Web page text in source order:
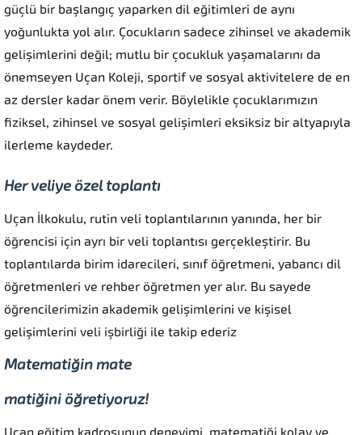
güçlü bir başlangıç yaparken dil eğitimleri de aynı
yoğunlukta yol alır. Çocukların sadece zihinsel ve akademik
gelişimlerini değil; mutlu bir çocukluk yaşamalarını da
önemseyen Uçan Koleji, sportif ve sosyal aktivitelere de en
az dersler kadar önem verir. Böylelikle çocuklarımızın
fiziksel, zihinsel ve sosyal gelişimleri eksiksiz bir altyapıyla
ilerleme kaydeder.
Her veliye özel toplantı
Uçan İlkokulu, rutin veli toplantılarının yanında, her bir
öğrencisi için ayrı bir veli toplantısı gerçekleştirir. Bu
toplantılarda birim idarecileri, sınıf öğretmeni, yabancı dil
öğretmenleri ve rehber öğretmen yer alır. Bu sayede
öğrencilerimizin akademik gelişimlerini ve kişisel
gelişimlerini veli işbirliği ile takip ederiz
Matematiğin mate
matiğini öğretiyoruz!